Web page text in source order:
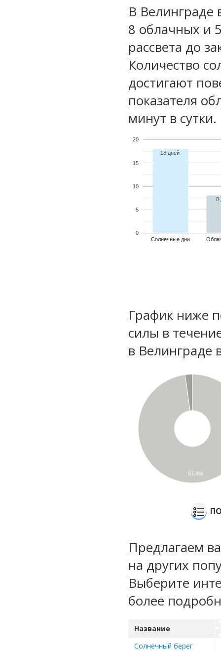
В Велинграде
8 облачных и
рассвета до
Количество
достигают
показателя
минут в сутки.
Солнечные дни
0
5
10
15
20
18 дней
8
График ниже
силы в
в Велинграде
97.8%
Предлагаем
на других
Выберите
более
Название
Солнечный берег